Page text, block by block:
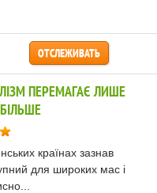
ОТСЛЕЖИВАТЬ
ПЕРЕМАГАЄ ЛИШЕ
країнах зазнав
для широких мас і